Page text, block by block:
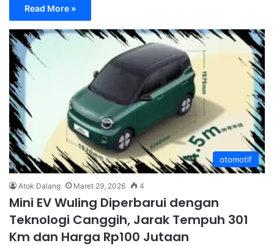
Read More »
otomotif
Atok Dalang Maret 29, 2026 4
Mini EV Wuling Diperbarui dengan
Teknologi Canggih, Jarak Tempuh 301
Km dan Harga Rp100 Jutaan